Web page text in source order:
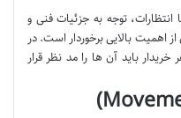
انتظارات، توجه به جزئیات فنی و
اهمیت بالایی برخوردار است. در
باید آن ها را مد نظر قرار